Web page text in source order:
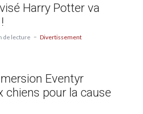
Harry Potter va
de lecture Divertissement
Eventyr
chiens pour la cause